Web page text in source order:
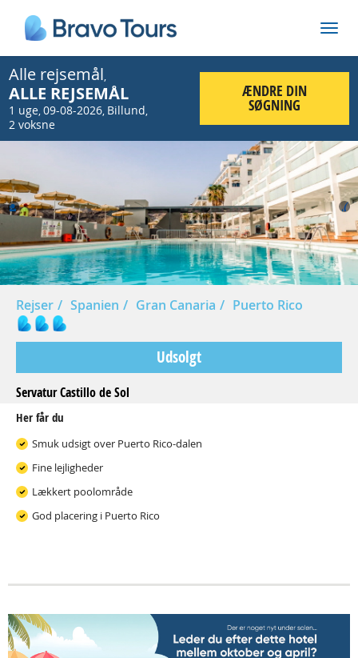
Alle rejsemål,
ALLE REJSEMÅL
1 uge,09-08-2026, Billund,
2 voksne
ÆNDRE DIN
SØGNING
Prev
Rejser Spanien Gran Canaria Puerto Rico
Udsolgt
Servatur Castillo de Sol
Her får du
Smuk udsigt over Puerto Rico-dalen
Fine lejligheder
Lækkert poolområde
God placering i Puerto Rico